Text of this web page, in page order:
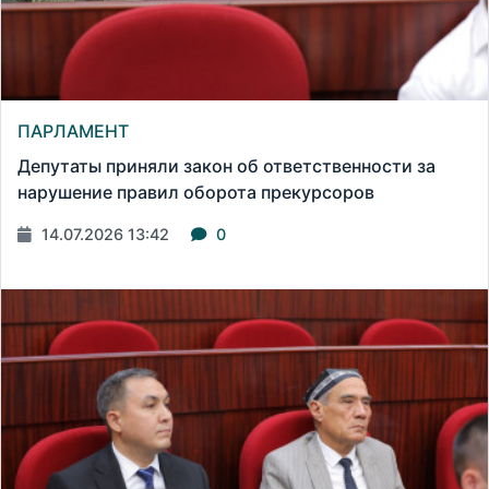
ПАРЛАМЕНТ
Депутаты приняли закон об ответственности за
нарушение правил оборота прекурсоров
14.07.2026 13:42 0